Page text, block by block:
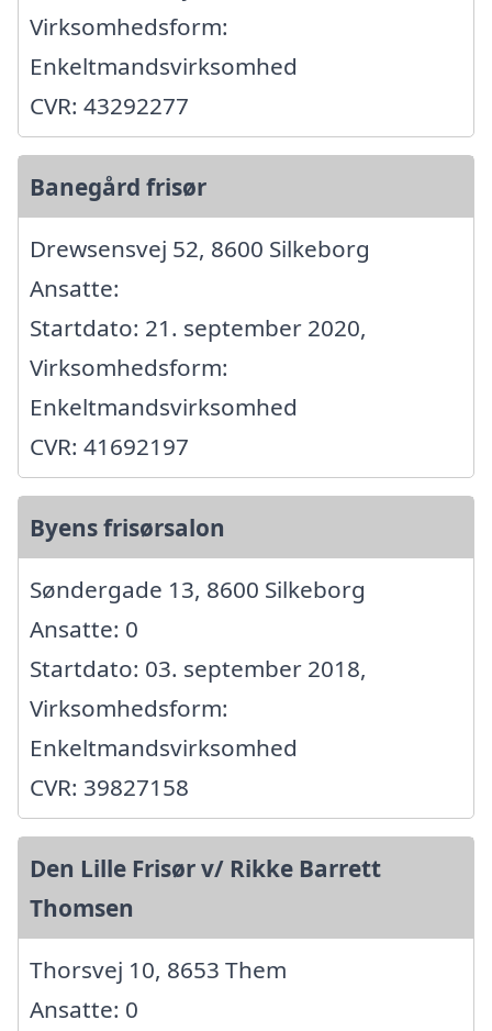
Virksomhedsform:
Enkeltmandsvirksomhed
CVR: 43292277
Banegård frisør
Drewsensvej 52, 8600 Silkeborg
Ansatte:
Startdato: 21. september 2020,
Virksomhedsform:
Enkeltmandsvirksomhed
CVR: 41692197
Byens frisørsalon
Søndergade 13, 8600 Silkeborg
Ansatte: 0
Startdato: 03. september 2018,
Virksomhedsform:
Enkeltmandsvirksomhed
CVR: 39827158
Den Lille Frisør v/ Rikke Barrett
Thomsen
Thorsvej 10, 8653 Them
Ansatte: 0